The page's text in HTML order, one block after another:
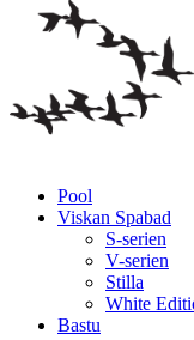
Pool
Viskan Spabad
S-serien
V-serien
Stilla
White
Bastu